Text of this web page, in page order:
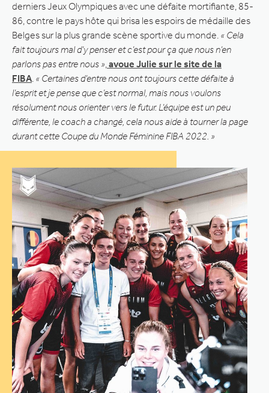
derniers Jeux Olympiques avec une défaite mortifiante, 85-
86, contre le pays hôte qui brisa les espoirs de médaille des
Belges sur la plus grande scène sportive du monde. « Cela
fait toujours mal d’y penser et c’est pour ça que nous n’en
parlons pas entre nous » avoue Julie sur le site de la
FIBA « Certaines d’entre nous ont toujours cette défaite à
l’esprit et je pense que c’est normal, mais nous voulons
résolument nous orienter vers le futur. L’équipe est un peu
différente, le coach a changé, cela nous aide à tourner la page
durant cette Coupe du Monde Féminine FIBA 2022. »